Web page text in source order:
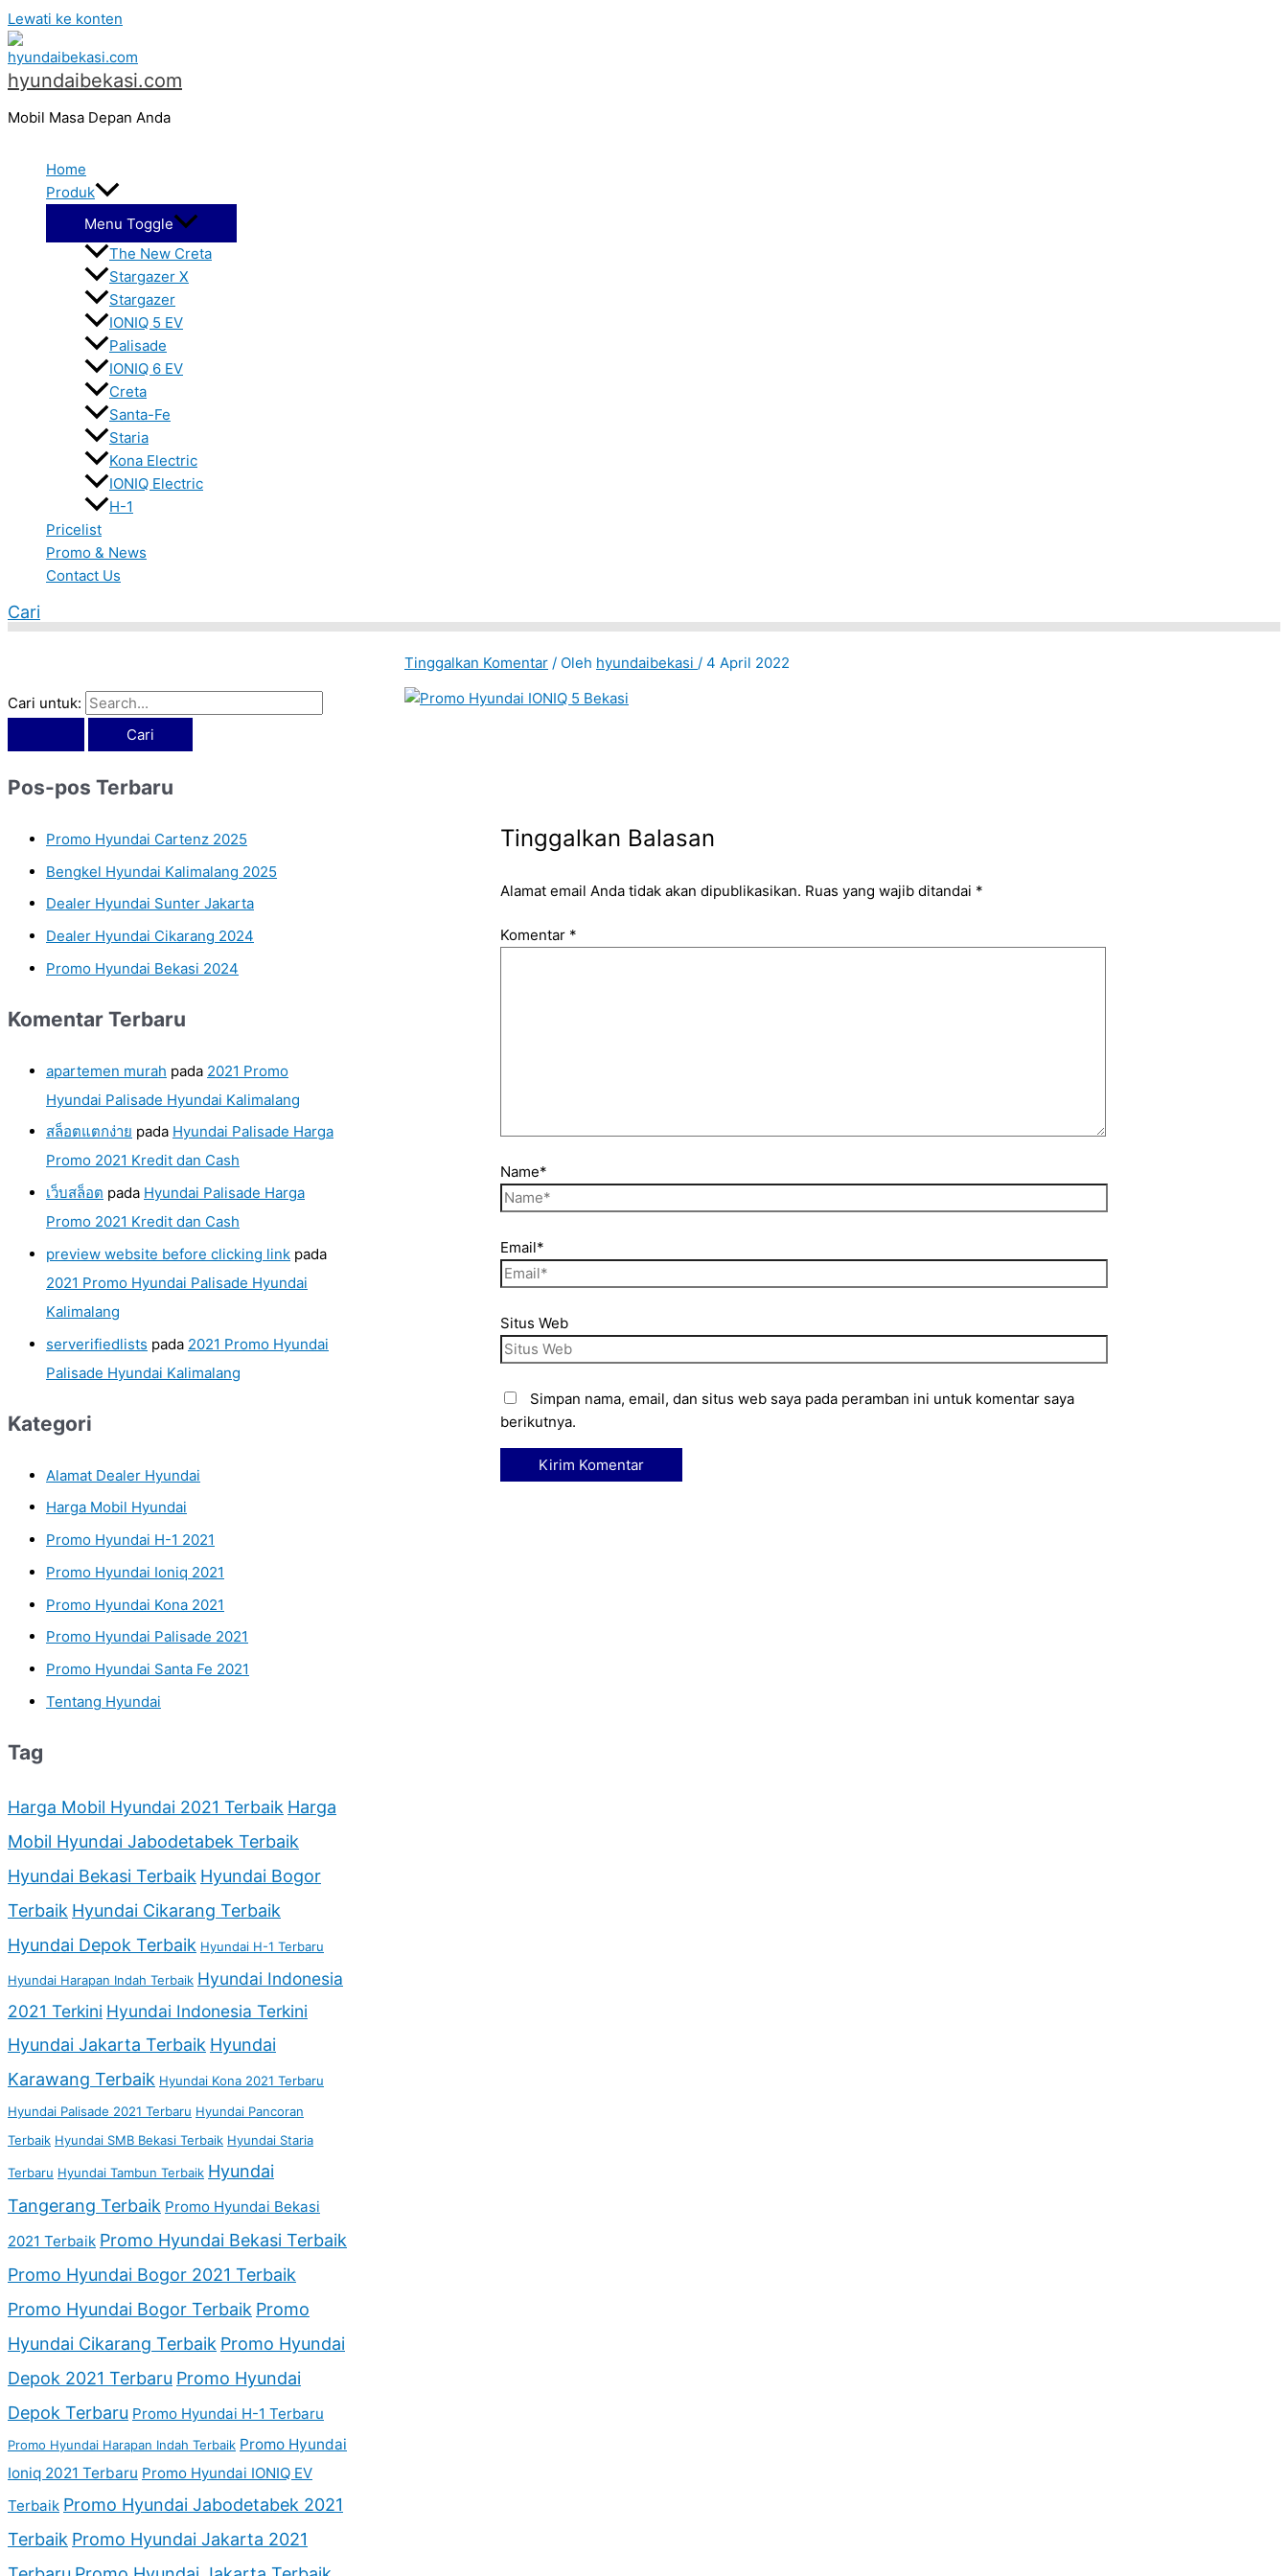
Lewati ke konten
hyundaibekasi.com
Mobil Masa Depan Anda
Home
Produk
Menu Toggle
The New Creta
Stargazer X
Stargazer
IONIQ 5 EV
Palisade
IONIQ 6 EV
Creta
Santa-Fe
Staria
Kona Electric
IONIQ Electric
H-1
Pricelist
Promo & News
Contact Us
Cari
Cari untuk:
Pos-pos Terbaru
Promo Hyundai Cartenz 2025
Bengkel Hyundai Kalimalang 2025
Dealer Hyundai Sunter Jakarta
Dealer Hyundai Cikarang 2024
Promo Hyundai Bekasi 2024
Komentar Terbaru
apartemen murah pada 2021 Promo
Hyundai Palisade Hyundai Kalimalang
สล็อตแตกง่าย pada Hyundai Palisade Harga
Promo 2021 Kredit dan Cash
เว็บสล็อต pada Hyundai Palisade Harga
Promo 2021 Kredit dan Cash
preview website before clicking link pada
2021 Promo Hyundai Palisade Hyundai
Kalimalang
serverifiedlists pada 2021 Promo Hyundai
Palisade Hyundai Kalimalang
Kategori
Alamat Dealer Hyundai
Harga Mobil Hyundai
Promo Hyundai H-1 2021
Promo Hyundai Ioniq 2021
Promo Hyundai Kona 2021
Promo Hyundai Palisade 2021
Promo Hyundai Santa Fe 2021
Tentang Hyundai
Tag
Harga Mobil Hyundai 2021 Terbaik Harga
Mobil Hyundai Jabodetabek Terbaik
Hyundai Bekasi Terbaik Hyundai Bogor
Terbaik Hyundai Cikarang Terbaik
Hyundai Depok Terbaik Hyundai H-1 Terbaru
Hyundai Harapan Indah Terbaik Hyundai Indonesia
2021 Terkini Hyundai Indonesia Terkini
Hyundai Jakarta Terbaik Hyundai
Karawang Terbaik Hyundai Kona 2021 Terbaru
Hyundai Palisade 2021 Terbaru Hyundai Pancoran
Terbaik Hyundai SMB Bekasi Terbaik Hyundai Staria
Terbaru Hyundai Tambun Terbaik Hyundai
Tangerang Terbaik Promo Hyundai Bekasi
2021 Terbaik Promo Hyundai Bekasi Terbaik
Promo Hyundai Bogor 2021 Terbaik
Promo Hyundai Bogor Terbaik Promo
Hyundai Cikarang Terbaik Promo Hyundai
Depok 2021 Terbaru Promo Hyundai
Depok Terbaru Promo Hyundai H-1 Terbaru
Promo Hyundai Harapan Indah Terbaik Promo Hyundai
Ioniq 2021 Terbaru Promo Hyundai IONIQ EV
Terbaik Promo Hyundai Jabodetabek 2021
Terbaik Promo Hyundai Jakarta 2021
Tinggalkan Komentar / Oleh hyundaibekasi / 4 April 2022
Tinggalkan Balasan
Alamat email Anda tidak akan dipublikasikan. Ruas yang wajib ditandai *
Komentar *
Name*
Email*
Situs Web
Simpan nama, email, dan situs web saya pada peramban ini untuk komentar saya
berikutnya.